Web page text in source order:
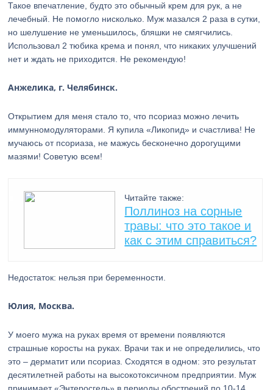
Такое впечатление, будто это обычный крем для рук, а не
лечебный. Не помогло нисколько. Муж мазался 2 раза в сутки,
но шелушение не уменьшилось, бляшки не смягчились.
Использовал 2 тюбика крема и понял, что никаких улучшений
нет и ждать не приходится. Не рекомендую!
Анжелика, г. Челябинск.
Открытием для меня стало то, что псориаз можно лечить
иммунномодуляторами. Я купила «Ликопид» и счастлива! Не
мучаюсь от псориаза, не мажусь бесконечно дорогущими
мазями! Советую всем!
Читайте также:
Поллиноз на сорные
травы: что это такое и
как с этим справиться?
Недостаток: нельзя при беременности.
Юлия, Москва.
У моего мужа на руках время от времени появляются
страшные коросты на руках. Врачи так и не определились, что
это – дерматит или псориаз. Сходятся в одном: это результат
десятилетней работы на высокотоксичном предприятии. Муж